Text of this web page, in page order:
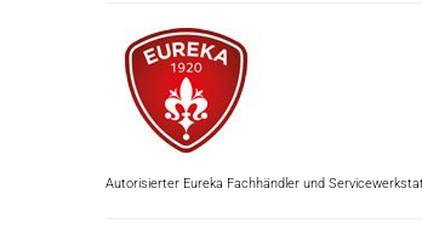
Autorisierter Eureka Fachhändler und